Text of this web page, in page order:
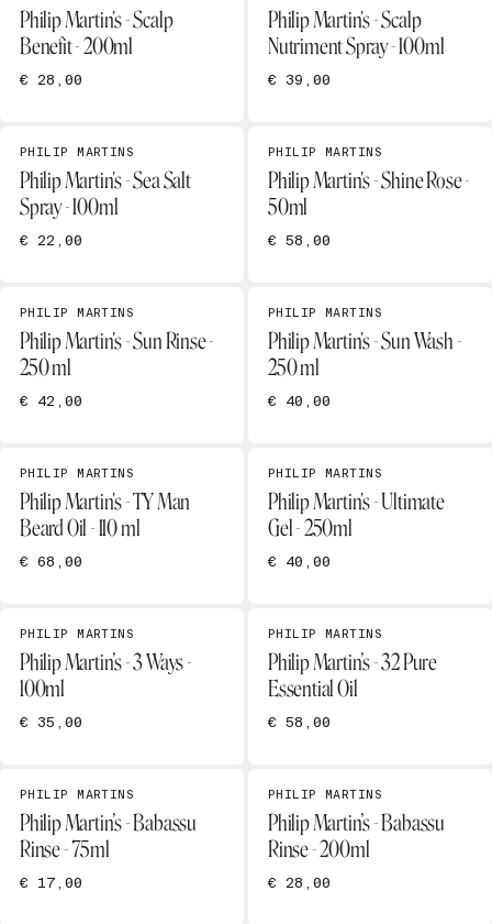
Philip Martin's - Scalp
Benefit - 200ml
€ 28,00
Philip Martin's - Scalp
Nutriment Spray - 100ml
€ 39,00
PHILIP MARTINS
Philip Martin's - Sea Salt
Spray - 100ml
€ 22,00
PHILIP MARTINS
Philip Martin's - Shine Rose -
50ml
€ 58,00
PHILIP MARTINS
Philip Martin's - Sun Rinse -
250 ml
€ 42,00
PHILIP MARTINS
Philip Martin's - Sun Wash -
250 ml
€ 40,00
PHILIP MARTINS
Philip Martin's - TY Man
Beard Oil - 110 ml
€ 68,00
PHILIP MARTINS
Philip Martin's - Ultimate
Gel - 250ml
€ 40,00
PHILIP MARTINS
Philip Martin’s - 3 Ways -
100ml
€ 35,00
PHILIP MARTINS
Philip Martin’s - 32 Pure
Essential Oil
€ 58,00
PHILIP MARTINS
Philip Martin’s - Babassu
Rinse - 75ml
€ 17,00
PHILIP MARTINS
Philip Martin’s - Babassu
Rinse - 200ml
€ 28,00